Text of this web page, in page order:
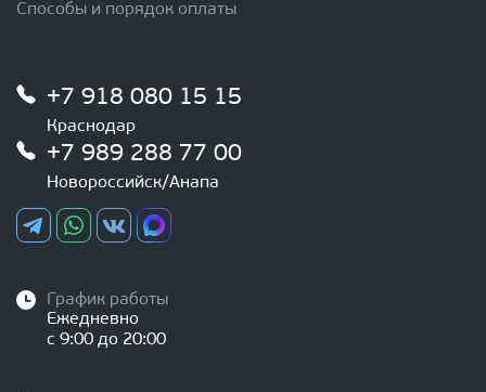
Способы и порядок оплаты
+7 918 080 15 15
Краснодар
+7 989 288 77 00
Новороссийск/Анапа
График работы
Ежедневно
с 9:00 до 20:00